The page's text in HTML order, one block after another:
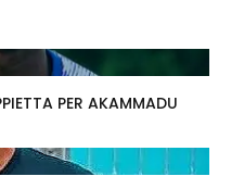
PER AKAMMADU